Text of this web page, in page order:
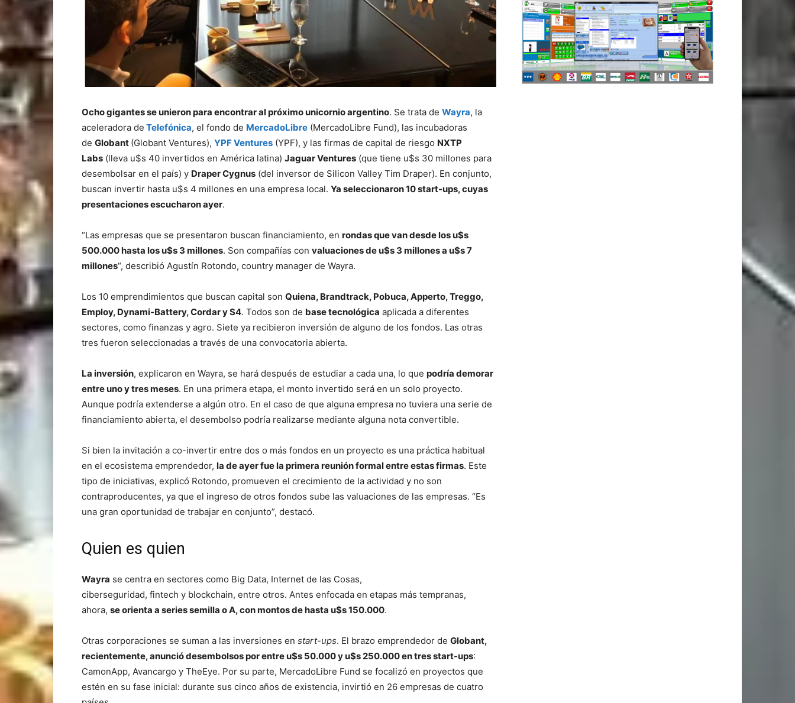
Ocho gigantes se unieron para encontrar al próximo unicornio argentino. Se trata de Wayra, la
aceleradora de Telefónica, el fondo de MercadoLibre (MercadoLibre Fund), las incubadoras
de Globant (Globant Ventures), YPF Ventures (YPF), y las firmas de capital de riesgo NXTP
Labs (lleva u$s 40 invertidos en América latina) Jaguar Ventures (que tiene u$s 30 millones para
desembolsar en el país) y Draper Cygnus (del inversor de Silicon Valley Tim Draper). En conjunto,
buscan invertir hasta u$s 4 millones en una empresa local. Ya seleccionaron 10 start-ups, cuyas
presentaciones escucharon ayer.
“Las empresas que se presentaron buscan financiamiento, en rondas que van desde los u$s
500.000 hasta los u$s 3 millones. Son compañías con valuaciones de u$s 3 millones a u$s 7
millones“, describió Agustín Rotondo, country manager de Wayra.
Los 10 emprendimientos que buscan capital son Quiena, Brandtrack, Pobuca, Apperto, Treggo,
Employ, Dynami-Battery, Cordar y S4. Todos son de base tecnológica aplicada a diferentes
sectores, como finanzas y agro. Siete ya recibieron inversión de alguno de los fondos. Las otras
tres fueron seleccionadas a través de una convocatoria abierta.
La inversión, explicaron en Wayra, se hará después de estudiar a cada una, lo que podría demorar
entre uno y tres meses. En una primera etapa, el monto invertido será en un solo proyecto.
Aunque podría extenderse a algún otro. En el caso de que alguna empresa no tuviera una serie de
financiamiento abierta, el desembolso podría realizarse mediante alguna nota convertible.
Si bien la invitación a co-invertir entre dos o más fondos en un proyecto es una práctica habitual
en el ecosistema emprendedor, la de ayer fue la primera reunión formal entre estas firmas. Este
tipo de iniciativas, explicó Rotondo, promueven el crecimiento de la actividad y no son
contraproducentes, ya que el ingreso de otros fondos sube las valuaciones de las empresas. “Es
una gran oportunidad de trabajar en conjunto”, destacó.
Quien es quien
Wayra se centra en sectores como Big Data, Internet de las Cosas,
ciberseguridad, fintech y blockchain, entre otros. Antes enfocada en etapas más tempranas,
ahora, se orienta a series semilla o A, con montos de hasta u$s 150.000.
Otras corporaciones se suman a las inversiones en start-ups. El brazo emprendedor de Globant,
recientemente, anunció desembolsos por entre u$s 50.000 y u$s 250.000 en tres start-ups:
CamonApp, Avancargo y TheEye. Por su parte, MercadoLibre Fund se focalizó en proyectos que
estén en su fase inicial: durante sus cinco años de existencia, invirtió en 26 empresas de cuatro